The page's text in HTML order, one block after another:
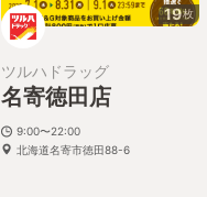
19枚
ツルハドラッグ
名寄徳田店
9:00〜22:00
北海道名寄市徳田88-6